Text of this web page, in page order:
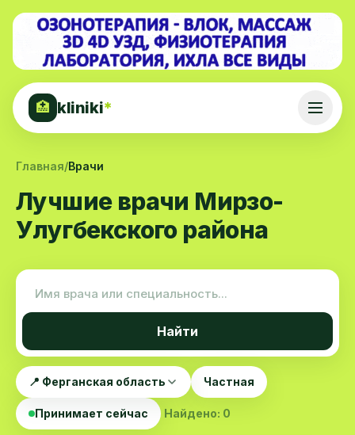
🏥 kliniki*
Главная/Врачи
Лучшие врачи Мирзо-
Улугбекского района
Найти
📍 Ферганская область Частная
Принимает сейчас Найдено: 0